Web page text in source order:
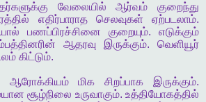
வேலையில் ஆர்வம்
குறைந்து
எதிர்பாராத செலவுகள் ஏற்படலாம்.
பணப்பிரச்சினை குறையும். எடுக்கும்
ஆதரவு இருக்கும். வெளியூர்
கிட்டும்.
ஆரோக்கியம் மிக சிறப்பாக இருக்கும்.
சூழ்நிலை உருவாகும். உத்தியோகத்தில்